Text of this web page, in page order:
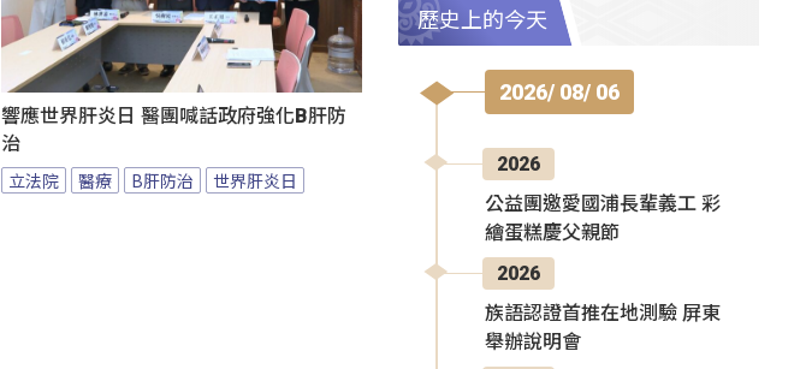
響應世界肝炎日 醫團喊話政府強化B肝防
治
立法院 醫療 B肝防治 世界肝炎日
歷史上的今天
2026/ 08/ 06
2026
公益團邀愛國浦長輩義工 彩
繪蛋糕慶父親節
2026
族語認證首推在地測驗 屏東
舉辦說明會